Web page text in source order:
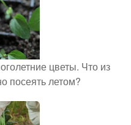
цветы. Что из
посеять летом?